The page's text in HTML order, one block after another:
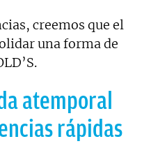
creemos que el
una forma de
atemporal
rápidas